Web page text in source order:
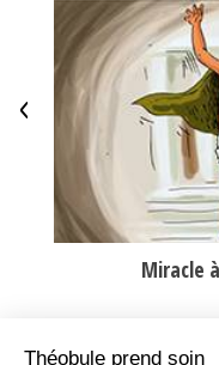
Miracle
<
Théobule prend soin